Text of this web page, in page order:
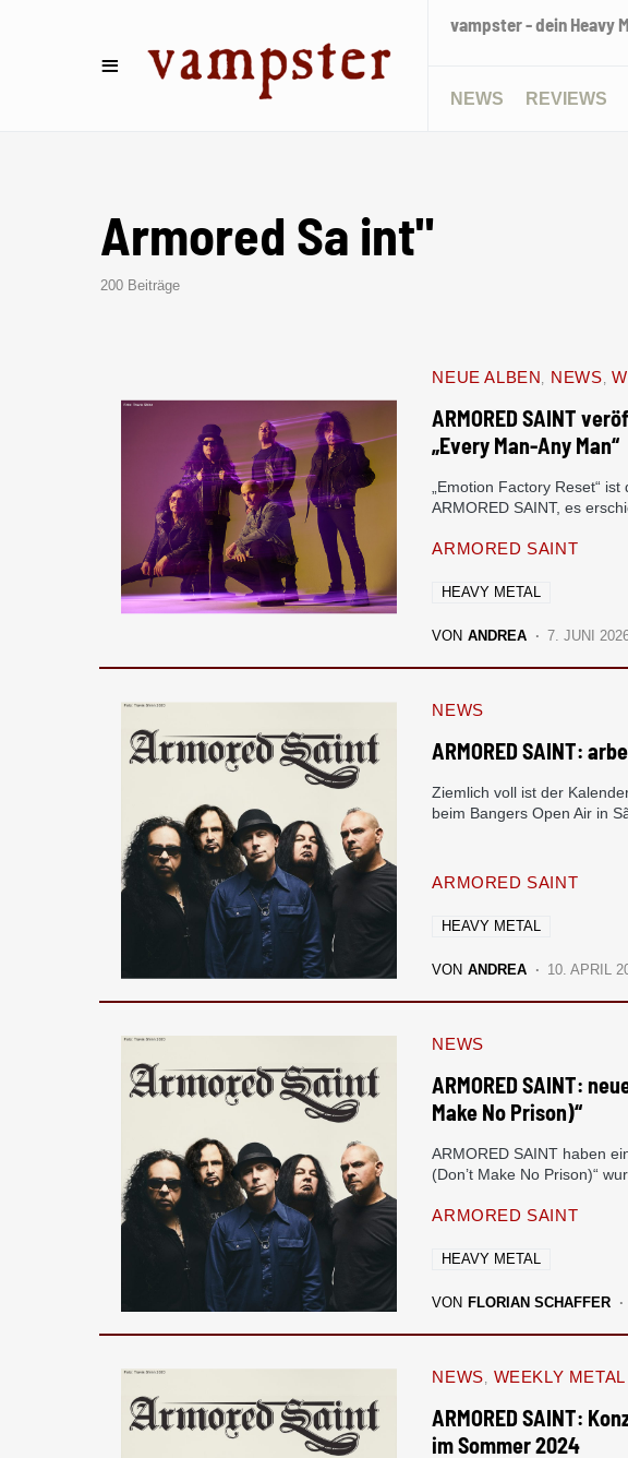
vampster - dein Heavy
NEWS REVIEWS
Armored Sa int"
200 Beiträge
NEUE ALBEN NEWS
ARMORED SAINT
„Every Man-Any Man“
„Emotion Factory Reset“
ARMORED SAINT, es
ARMORED SAINT
HEAVY METAL
VON ANDREA 7. JUNI
NEWS
ARMORED SAINT:
Ziemlich voll ist der
beim Bangers Open Air in
ARMORED SAINT
HEAVY METAL
VON ANDREA 10. APRIL
NEWS
ARMORED SAINT:
Make No Prison)“
ARMORED SAINT haben
(Don’t Make No Prison)“
ARMORED SAINT
HEAVY METAL
VON FLORIAN SCHAFFER
NEWS WEEKLY
ARMORED SAINT:
im Sommer 2024